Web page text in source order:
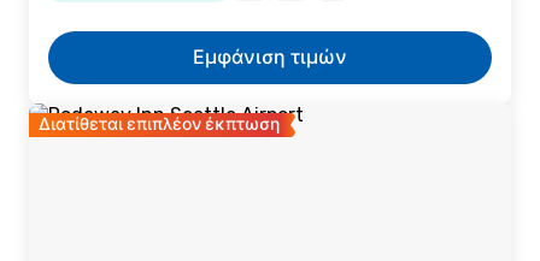
Εμφάνιση τιμών
Διατίθεται επιπλέον έκπτωση